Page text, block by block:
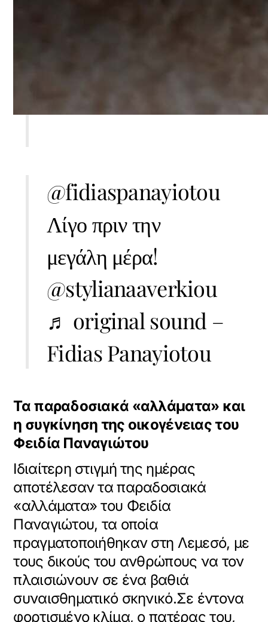
@fidiaspanayiotou
Λίγο πριν την
μεγάλη μέρα!
@stylianaaverkiou
♬ original sound –
Fidias Panayiotou
Τα παραδοσιακά «αλλάματα» και
η συγκίνηση της οικογένειας του
Φειδία Παναγιώτου
Ιδιαίτερη στιγμή της ημέρας
αποτέλεσαν τα παραδοσιακά
«αλλάματα» του Φειδία
Παναγιώτου, τα οποία
πραγματοποιήθηκαν στη Λεμεσό, με
τους δικούς του ανθρώπους να τον
πλαισιώνουν σε ένα βαθιά
συναισθηματικό σκηνικό.Σε έντονα
φορτισμένο κλίμα, ο πατέρας του,